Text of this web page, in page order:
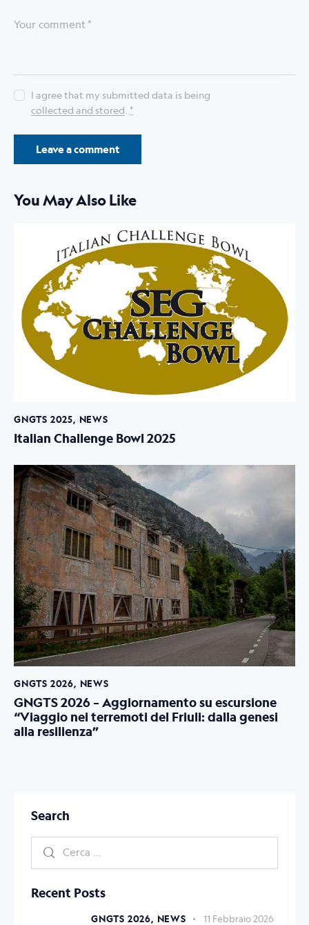
I agree that my submitted data is being
collected and stored *
You May Also Like
GNGTS 2025, NEWS
Italian Challenge Bowl 2025
GNGTS 2026, NEWS
GNGTS 2026 – Aggiornamento su escursione
“Viaggio nei terremoti del Friuli: dalla genesi
alla resilienza”
Search
Recent Posts
GNGTS 2026, NEWS 11 Febbraio 2026